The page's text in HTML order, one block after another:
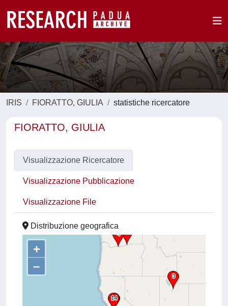
IRIS FIORATTO, GIULIA statistiche ricercatore
FIORATTO, GIULIA
Visualizzazione Ricercatore
Visualizzazione Pubblicazione
Visualizzazione File
Distribuzione geografica
+
–